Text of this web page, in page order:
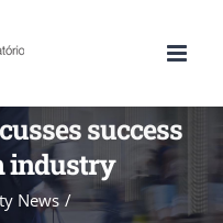
success
industry
News